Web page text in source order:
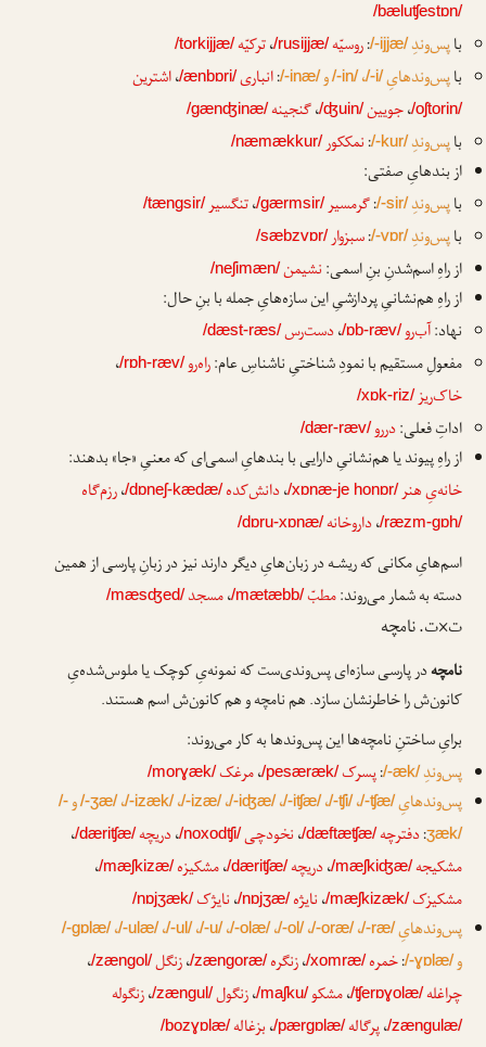
/bæluʧestɒn/
باپس‌وندِ/-ijjæ/
:روسیّه/rusijjæ/،ترکیّه/torkijjæ/
باپس‌وندهایِ/-i/،/-in/و/-inæ/
:انباری/ænbɒri/،اشترین
/oʃtorin/،جویین/ʤuin/،گنجینه/gænʤinæ/
باپس‌وندِ/-kur/
:نمککور/næmækkur/
از بندهایِ صفتی:
باپس‌وندِ/-sir/
:گرمسیر/gærmsir/،تنگسیر/tængsir/
باپس‌وندِ/-vɒr/
:سبزوار/sæbzvɒr/
از راهِ اسم‌شدنِ بنِ اسمی:نشیمن/neʃimæn/
از راهِ هم‌نشانیِ پردازشیِ این سازه‌هایِ جمله با بنِ حال:
نهاد:آب‌رو/ɒb-ræv/،دست‌رس/dæst-ræs/
مفعولِ مستقیم با نمودِ شناختیِ ناشناسِ عام:راه‌رو/rɒh-ræv/،
خاک‌ریز/xɒk-riz/
اداتِ فعلی:دررو/dær-ræv/
از راهِ پیوند یا هم‌نشانیِ دارایی با بندهایِ اسمی‌ای که معنیِ «جا» بدهند:
خانه‌یِ هنر/xɒnæ-je honɒr/،دانش‌کده /dɒneʃ-kædæ/،رزم‌گاه
/ræzm-gɒh/،داروخانه/dɒru-xɒnæ/
اسم‌هایِ مکانی که ریشـه در زبان‌هایِ دیگر دارند نیز در زبانِ پارسی از همین
دسته به شمار می‌روند:مطبّ/mætæbb/،مسجد /mæsʤed/
ت×ت. نامچه
نامچهدر پارسی سازه‌ای پس‌وندی‌ست که نمونه‌یِ کوچک یا ملوس‌شده‌یِ
کانون‌ش را خاطرنشان سازد. هم نامچه و هم کانون‌ش اسم هستند.
برایِ ساختنِ نامچه‌ها این پس‌وندها به کار می‌روند:
پس‌وندِ/-æk/
:پسرک /pesæræk/،مرغک /morɣæk/
پس‌وندهایِ/-ʧæ/،/-ʧi/،/-iʧæ/،/-iʤæ/،/-izæ/،/-izæk/،/-ʒæ/و/-
ʒæk/
:دفترچه/dæftæʧæ/،نخودچی/noxodʧi/،دریچه/dæriʧæ/،
مشکیجه/mæʃkiʤæ/،دریچه/dæriʧæ/،مشکیزه /mæʃkizæ/،
مشکیزک /mæʃkizæk/،نایژه /nɒjʒæ/،نایژک /nɒjʒæk/
پس‌وندهایِ/-ræ/،/-oræ/،/-ol/،/-olæ/،/-u/،/-ul/،/-ulæ/،/-gɒlæ/
و/-ɣɒlæ/
:خمره /xomræ/،زنگره /zængoræ/،زنگل/zængol/،
چراغله/ʧerɒɣolæ/،مشکو/maʃku/،زنگول/zængul/،زنگوله
/zængulæ/،پرگاله/pærgɒlæ/،بزغاله/bozɣɒlæ/